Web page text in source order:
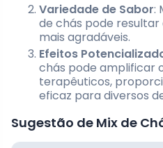
Variedade de Sabor:
de chás pode resultar
mais agradáveis.
Efeitos
chás pode amplificar
terapêuticos,
eficaz para diversos
Sugestão de Mix de